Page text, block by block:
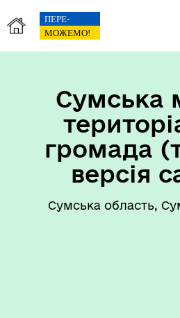
Сумська
громада
версія
Сумська область,